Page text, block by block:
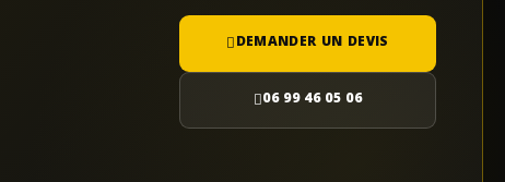
DEMANDER UN DEVIS
06 99 46 05 06